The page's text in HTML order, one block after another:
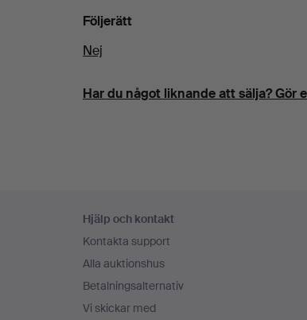
Följerätt
Nej
Har du något liknande att sälja? Gör
Hjälp och kontakt
Kontakta support
Alla auktionshus
Betalningsalternativ
Vi skickar med